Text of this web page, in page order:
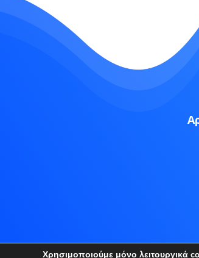
Χρησιμοποιούμε μόνο λειτουργικά